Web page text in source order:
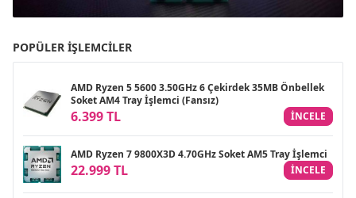
POPÜLER İŞLEMCILER
AMD Ryzen 5 5600 3.50GHz 6 Çekirdek 35MB Önbellek
Soket AM4 Tray İşlemci (Fansız)
6.399 TL INCELE
AMD Ryzen 7 9800X3D 4.70GHz Soket AM5 Tray İşlemci
22.999 TL INCELE